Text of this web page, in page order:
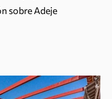
sobre Adeje